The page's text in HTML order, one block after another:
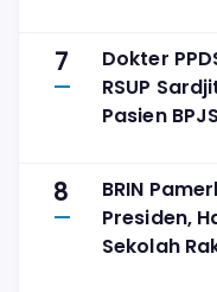
7
Dokter
RSUP
Pasien BPJS
8
BRIN
Presiden,
Sekolah